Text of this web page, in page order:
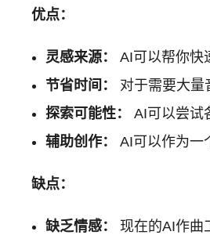
优点：
灵感来源：
AI可以帮你快
节省时间：
对于需要大量
探索可能性：
AI可以尝试
辅助创作：
AI可以作为一
缺点：
缺乏情感：
现在的AI作曲